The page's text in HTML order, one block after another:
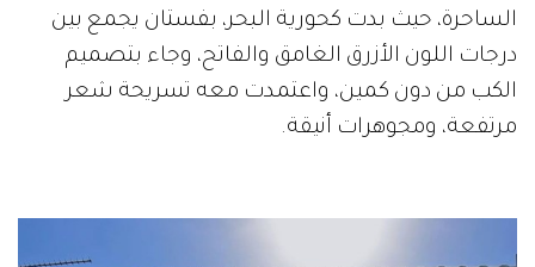
الساحرة، حيث بدت كحورية البحر، بفستان يجمع بين
درجات اللون الأزرق الغامق والفاتح، وجاء بتصميم
الكب من دون كمين، واعتمدت معه تسريحة شعر
مرتفعة، ومجوهرات أنيقة.